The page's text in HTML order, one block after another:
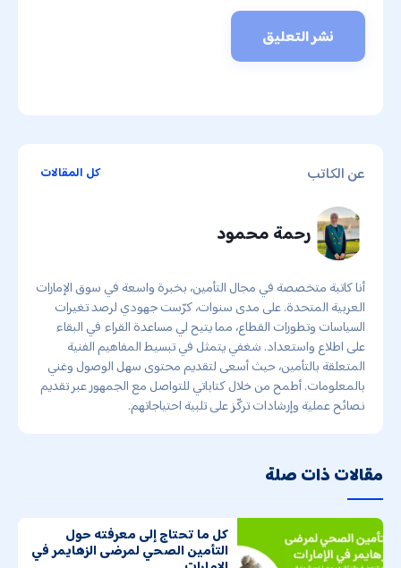
عن الكاتب كل المقالات
رحمة محمود
أنا كاتبة متخصصة في مجال التأمين، بخبرة واسعة في سوق الإمارات
العربية المتحدة. على مدى سنوات، كرّست جهودي لرصد تغيرات
السياسات وتطورات القطاع، مما يتيح لي مساعدة القراء في البقاء
على اطلاع واستعداد. شغفي يتمثل في تبسيط المفاهيم الفنية
المتعلقة بالتأمين، حيث أسعى لتقديم محتوى سهل الوصول وغني
بالمعلومات. أطمح من خلال كتاباتي للتواصل مع الجمهور عبر تقديم
نصائح عملية وإرشادات تركّز على تلبية احتياجاتهم.
مقالات ذات صلة
كل ما تحتاج إلى معرفته حول
التأمين الصحي لمرضى الزهايمر في